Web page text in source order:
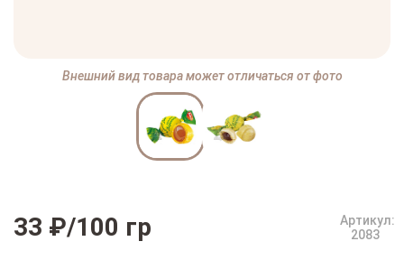
Внешний вид товара может отличаться от фото
33 ₽/100 гр
Артикул:
2083